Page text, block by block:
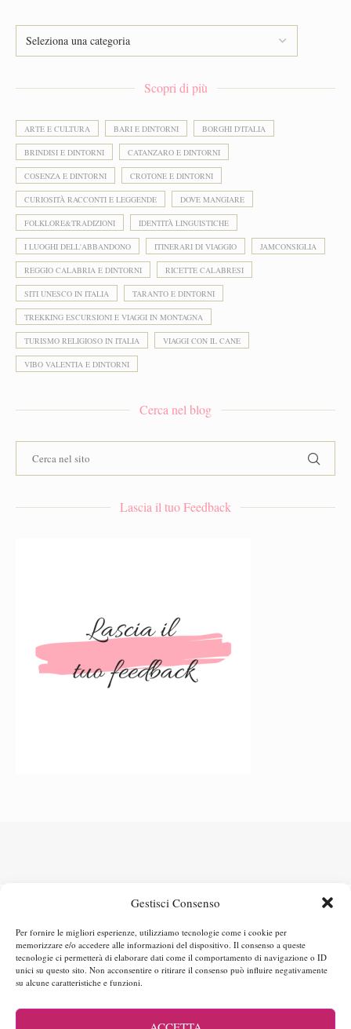
Gestisci Consenso
Per fornire le migliori esperienze, utilizziamo tecnologie come i cookie per
memorizzare e/o accedere alle informazioni del dispositivo. Il consenso a queste
tecnologie ci permetterà di elaborare dati come il comportamento di navigazione o ID
unici su questo sito. Non acconsentire o ritirare il consenso può influire negativamente
su alcune caratteristiche e funzioni.
Scopri di più
ARTE E CULTURA BARI E DINTORNI BORGHI D'ITALIA
BRINDISI E DINTORNI CATANZARO E DINTORNI
COSENZA E DINTORNI CROTONE E DINTORNI
CURIOSITÀ RACCONTI E LEGGENDE DOVE MANGIARE
FOLKLORE&TRADIZIONI IDENTITÀ LINGUISTICHE
I LUOGHI DELL'ABBANDONO ITINERARI DI VIAGGIO JAMCONSIGLIA
REGGIO CALABRIA E DINTORNI RICETTE CALABRESI
SITI UNESCO IN ITALIA TARANTO E DINTORNI
TREKKING ESCURSIONI E VIAGGI IN MONTAGNA
TURISMO RELIGIOSO IN ITALIA VIAGGI CON IL CANE
VIBO VALENTIA E DINTORNI
Cerca nel blog
Lascia il tuo Feedback
Maria Rita – scopri chi sono Cos’è Jamaluca?
Collaborazioni
Cookie Policy
Cookie Policy (UE)